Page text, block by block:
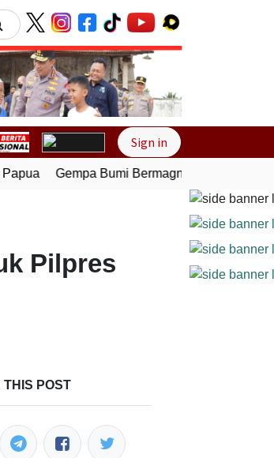
Next
Sign in
Gempa Bumi Bermagnitudo 4,0 Guncang
Pilpres
POST